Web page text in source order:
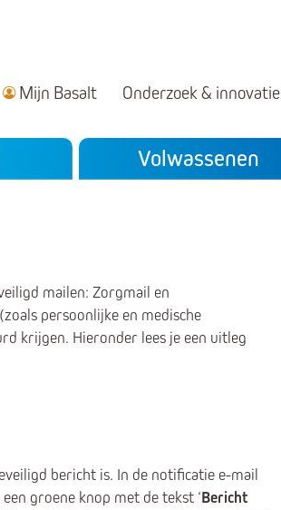
Mijn Basalt Onderzoek & innovatie
Volwassenen
mailen: Zorgmail en
persoonlijke en medische
krijgen. Hieronder lees je een uitleg
bericht is. In de notificatie e-mail
groene knop met de tekst ‘Bericht